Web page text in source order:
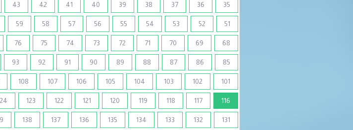
35
36
37
38
39
40
41
42
43
51
52
53
54
55
56
57
58
59
68
69
70
71
72
73
74
75
76
85
86
87
88
89
90
91
92
93
101
102
103
104
105
106
107
108
116
(current)
117
118
119
120
121
122
123
131
132
133
134
135
136
137
138